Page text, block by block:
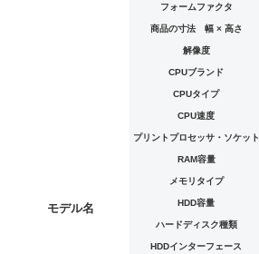
モデル名
フォームファクタ
商品の寸法 幅 × 高さ
解像度
CPUブランド
CPUタイプ
CPU速度
プリントプロセッサ・ソケット
RAM容量
メモリタイプ
HDD容量
ハードディスク種類
HDDインターフェース